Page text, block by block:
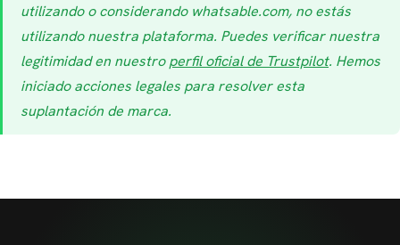
utilizando o considerando whatsable.com, no estás
utilizando nuestra plataforma. Puedes verificar nuestra
legitimidad en nuestroperfil oficial de Trustpilot. Hemos
iniciado acciones legales para resolver esta
suplantación de marca.